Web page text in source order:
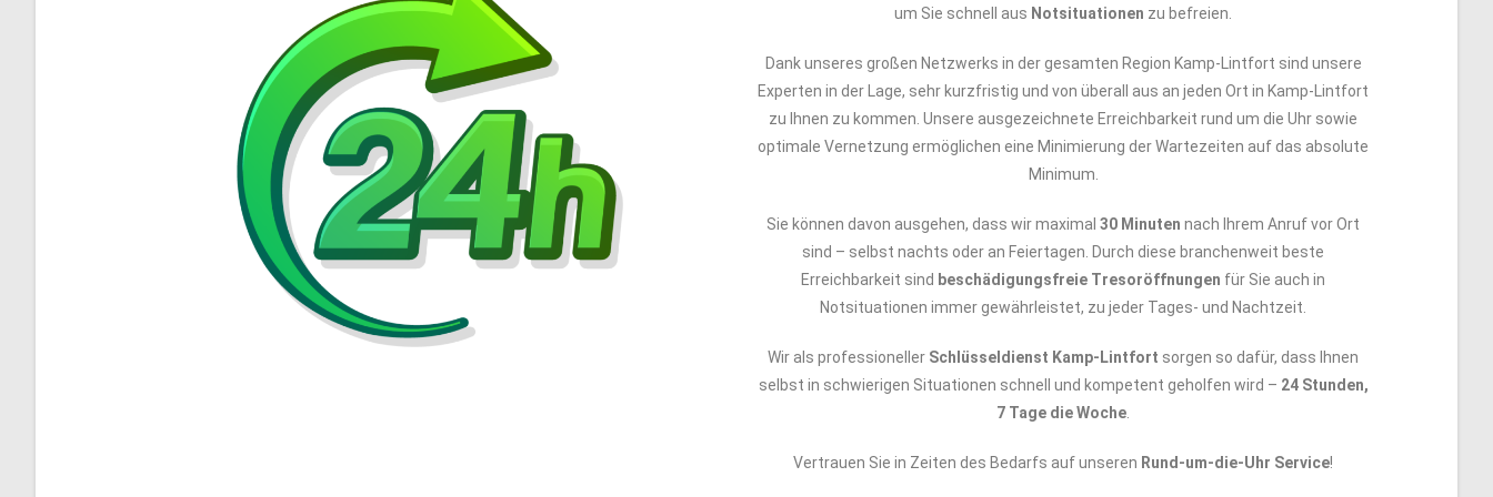
um Sie schnell aus Notsituationen zu befreien.
Dank unseres großen Netzwerks in der gesamten Region Kamp-Lintfort sind unsere
Experten in der Lage, sehr kurzfristig und von überall aus an jeden Ort in Kamp-Lintfort
zu Ihnen zu kommen. Unsere ausgezeichnete Erreichbarkeit rund um die Uhr sowie
optimale Vernetzung ermöglichen eine Minimierung der Wartezeiten auf das absolute
Minimum.
Sie können davon ausgehen, dass wir maximal 30 Minuten nach Ihrem Anruf vor Ort
sind – selbst nachts oder an Feiertagen. Durch diese branchenweit beste
Erreichbarkeit sind beschädigungsfreie Tresoröffnungen für Sie auch in
Notsituationen immer gewährleistet, zu jeder Tages- und Nachtzeit.
Wir als professioneller Schlüsseldienst Kamp-Lintfort sorgen so dafür, dass Ihnen
selbst in schwierigen Situationen schnell und kompetent geholfen wird – 24 Stunden,
7 Tage die Woche
Vertrauen Sie in Zeiten des Bedarfs auf unseren Rund-um-die-Uhr Service!